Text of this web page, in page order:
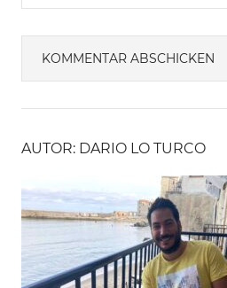
AUTOR: DARIO LO TURCO